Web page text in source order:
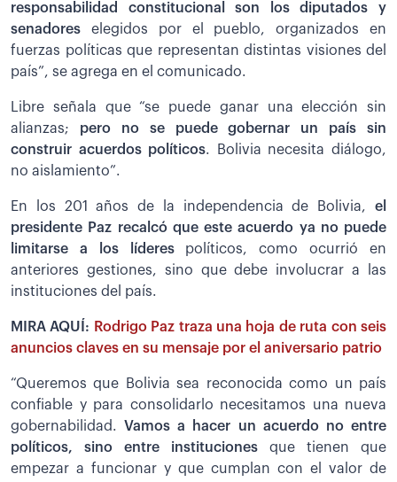
responsabilidad constitucional son los diputados y
senadores elegidos por el pueblo, organizados en
fuerzas políticas que representan distintas visiones del
país”, se agrega en el comunicado.
Libre señala que “se puede ganar una elección sin
alianzas; pero no se puede gobernar un país sin
construir acuerdos políticos. Bolivia necesita diálogo,
no aislamiento”.
En los 201 años de la independencia de Bolivia, el
presidente Paz recalcó que este acuerdo ya no puede
limitarse a los líderespolíticos, como ocurrió en
anteriores gestiones, sino que debe involucrar a las
instituciones del país.
MIRA AQUÍ: Rodrigo Paz traza una hoja de ruta con seis
anuncios claves en su mensaje por el aniversario patrio
“Queremos que Bolivia sea reconocida como un país
confiable y para consolidarlo necesitamos una nueva
gobernabilidad.
Vamos a hacer un acuerdo no entre
políticos, sino entre instituciones que tienen que
empezar a funcionar y que cumplan con el valor de